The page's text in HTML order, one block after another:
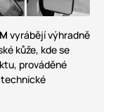
vyrábějí výhradně
kůže, kde se
prováděné